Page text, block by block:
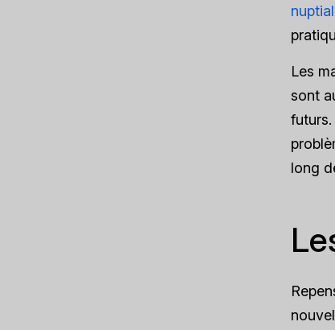
nuptial
Les
sont
long